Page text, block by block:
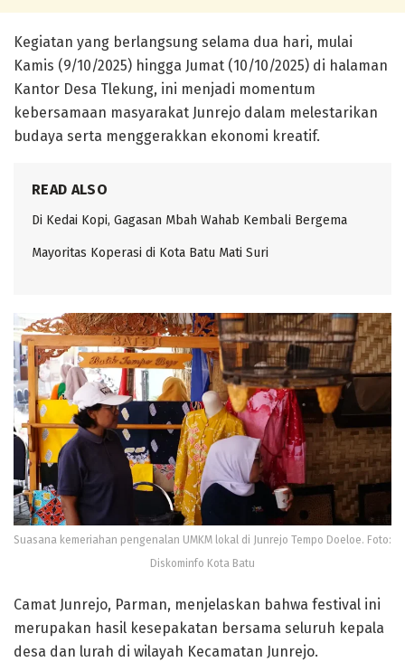
Kegiatan yang berlangsung selama dua hari, mulai
Kamis (9/10/2025) hingga Jumat (10/10/2025) di halaman
Kantor Desa Tlekung, ini menjadi momentum
kebersamaan masyarakat Junrejo dalam melestarikan
budaya serta menggerakkan ekonomi kreatif.
READ ALSO
Di Kedai Kopi, Gagasan Mbah Wahab Kembali Bergema
Mayoritas Koperasi di Kota Batu Mati Suri
Suasana kemeriahan pengenalan UMKM lokal di Junrejo Tempo Doeloe. Foto:
Diskominfo Kota Batu
Camat Junrejo, Parman, menjelaskan bahwa festival ini
merupakan hasil kesepakatan bersama seluruh kepala
desa dan lurah di wilayah Kecamatan Junrejo.